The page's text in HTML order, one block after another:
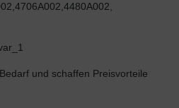
und schaffen Preisvorteile